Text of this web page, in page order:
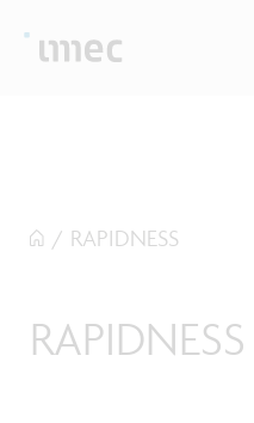
/ RAPIDNESS
RAPIDNESS